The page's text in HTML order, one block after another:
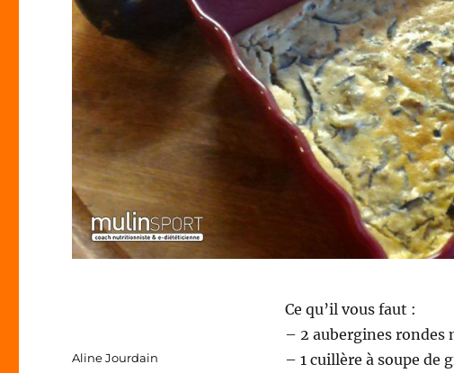
Ce qu’il vous faut :
– 2 aubergines rondes
– 1 cuillère à soupe de
Auteur
Aline Jourdain